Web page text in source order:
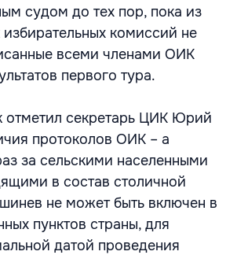
судом до тех пор, пока из
комиссий не
всеми членами ОИК
первого тура.
отметил секретарь ЦИК Юрий
протоколов ОИК – а
за сельскими населенными
в состав столичной
не может быть включен в
пунктов страны, для
датой проведения